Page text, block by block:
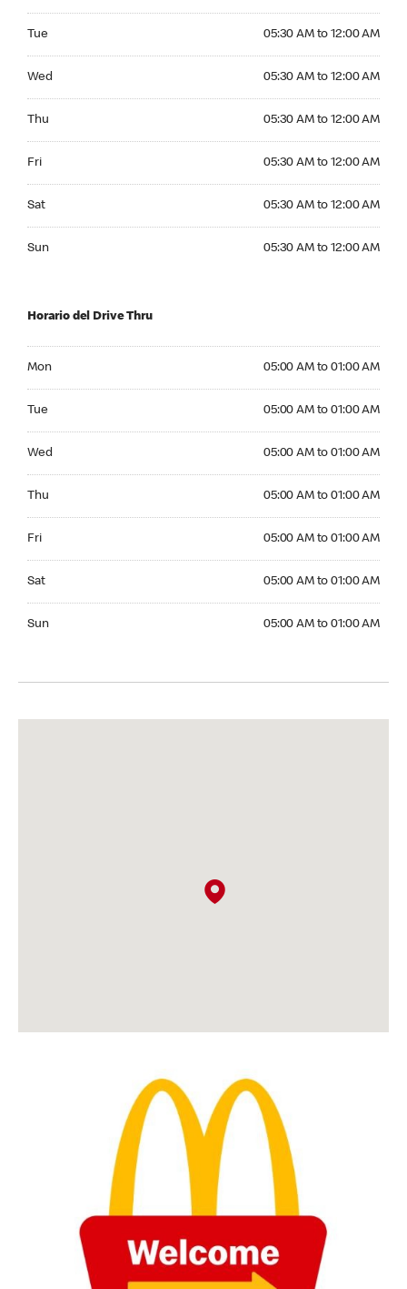
Tue 05:30 AM to 12:00 AM
Wed 05:30 AM to 12:00 AM
Thu 05:30 AM to 12:00 AM
Fri 05:30 AM to 12:00 AM
Sat 05:30 AM to 12:00 AM
Sun 05:30 AM to 12:00 AM
Horario del Drive Thru
Mon 05:00 AM to 01:00 AM
Tue 05:00 AM to 01:00 AM
Wed 05:00 AM to 01:00 AM
Thu 05:00 AM to 01:00 AM
Fri 05:00 AM to 01:00 AM
Sat 05:00 AM to 01:00 AM
Sun 05:00 AM to 01:00 AM